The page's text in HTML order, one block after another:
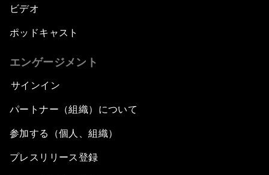
ビデオ
ポッドキャスト
エンゲージメント
サインイン
パートナー（組織）について
参加する（個人、組織）
プレスリリース登録